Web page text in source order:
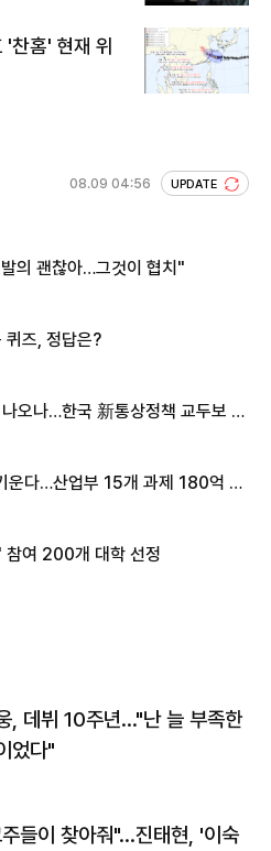
찬홈' 현재 위
08.09 04:56 UPDATE
의 괜찮아…그것이 협치"
퀴즈, 정답은?
오나…한국 新통상정책 교두보 활
운다…산업부 15개 과제 180억 지
참여 200개 대학 선정
, 데뷔 10주년…"난 늘 부족한
었다"
들이 찾아줘"…진태현, '이숙